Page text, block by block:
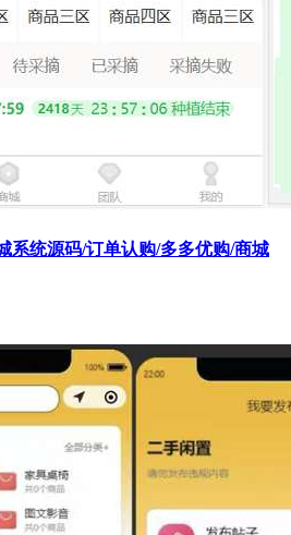
系统源码/订单认购/多多优购/商城